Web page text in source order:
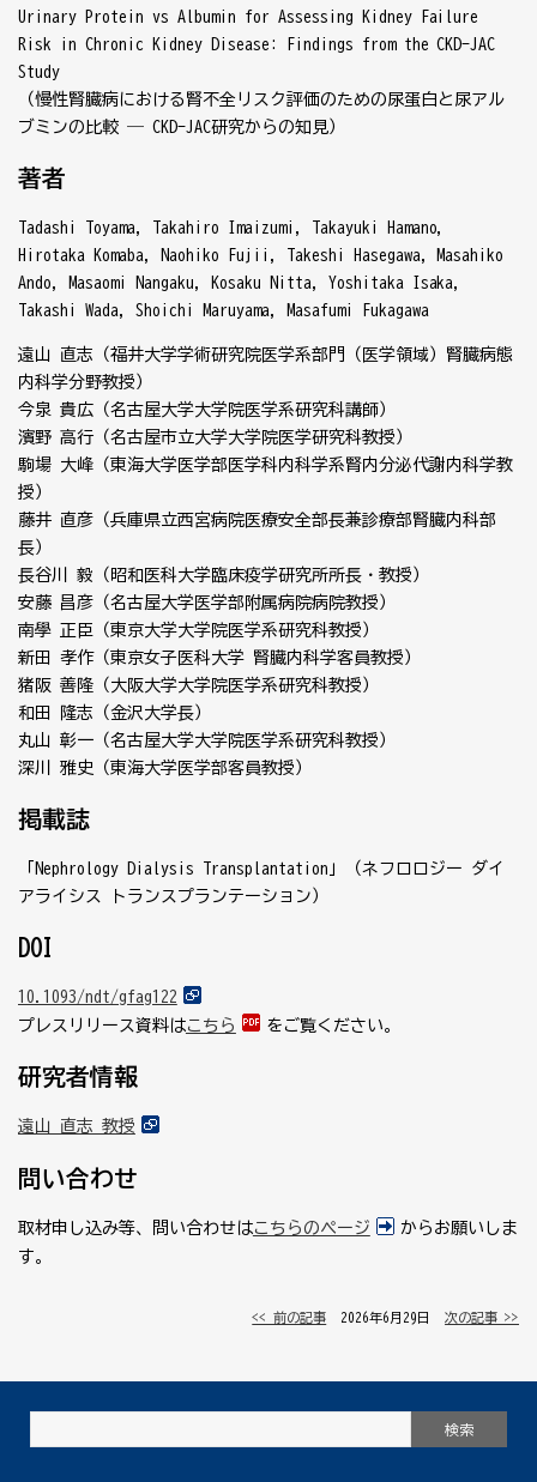
Urinary Protein vs Albumin for Assessing Kidney Failure
Risk in Chronic Kidney Disease: Findings from the CKD-JAC
Study
（慢性腎臓病における腎不全リスク評価のための尿蛋白と尿アル
ブミンの比較 ― CKD-JAC研究からの知見）
著者
Tadashi Toyama, Takahiro Imaizumi, Takayuki Hamano,
Hirotaka Komaba, Naohiko Fujii, Takeshi Hasegawa, Masahiko
Ando, Masaomi Nangaku, Kosaku Nitta, Yoshitaka Isaka,
Takashi Wada, Shoichi Maruyama, Masafumi Fukagawa
遠山 直志（福井大学学術研究院医学系部門（医学領域）腎臓病態
内科学分野教授）
今泉 貴広（名古屋大学大学院医学系研究科講師）
濱野 高行（名古屋市立大学大学院医学研究科教授）
駒場 大峰（東海大学医学部医学科内科学系腎内分泌代謝内科学教
授）
藤井 直彦（兵庫県立西宮病院医療安全部長兼診療部腎臓内科部
長）
長谷川 毅（昭和医科大学臨床疫学研究所所長・教授）
安藤 昌彦（名古屋大学医学部附属病院病院教授）
南學 正臣（東京大学大学院医学系研究科教授）
新田 孝作（東京女子医科大学 腎臓内科学客員教授）
猪阪 善隆（大阪大学大学院医学系研究科教授）
和田 隆志（金沢大学長）
丸山 彰一（名古屋大学大学院医学系研究科教授）
深川 雅史（東海大学医学部客員教授）
掲載誌
「Nephrology Dialysis Transplantation」（ネフロロジー ダイ
アライシス トランスプランテーション）
DOI
10.1093/ndt/gfag122
プレスリリース資料はこちら をご覧ください。
研究者情報
遠山 直志 教授
問い合わせ
取材申し込み等、問い合わせはこちらのページ
からお願いしま
す。
<< 前の記事 │ 2026年6月29日 │次の記事 >>